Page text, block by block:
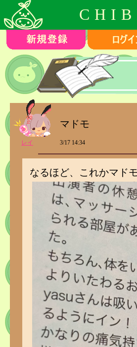
マドモ
レイ 3/17 14:34
なるほど、これかマド